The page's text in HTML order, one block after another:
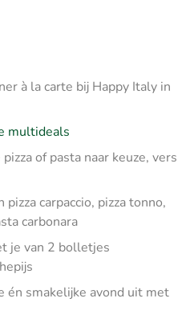
à la carte bij Happy Italy in
multideals
of pasta naar keuze, vers
carpaccio, pizza tonno,
carbonara
je van 2 bolletjes
én smakelijke avond uit met